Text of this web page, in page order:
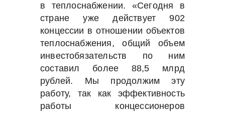
в теплоснабжении. «Сегодня в
стране уже действует 902
концессии в отношении объектов
теплоснабжения, общий объем
инвестобязательств по ним
составил более 88,5 млрд
рублей. Мы продолжим эту
работу, так как эффективность
работы концессионеров